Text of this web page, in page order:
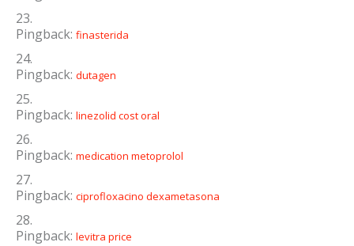
Pingback: finasterida
Pingback: dutagen
Pingback: linezolid cost oral
Pingback: medication metoprolol
Pingback: ciprofloxacino dexametasona
Pingback: levitra price